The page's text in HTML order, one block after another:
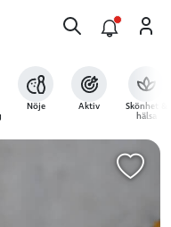
Nöje Aktiv Skönhet &
hälsa